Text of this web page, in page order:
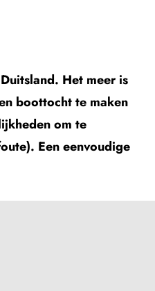
Het meer is
boottocht te maken
om te
Een eenvoudige